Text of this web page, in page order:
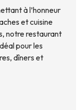
à l’honneur
et cuisine
notre restaurant
pour les
dîners et